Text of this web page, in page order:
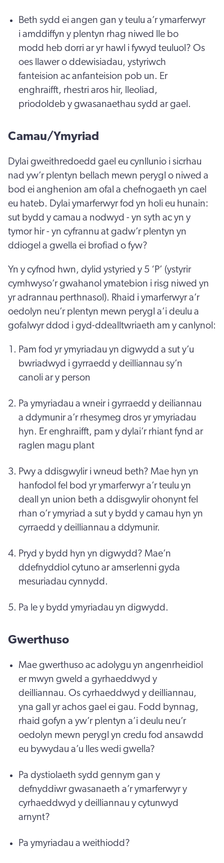
Beth sydd ei angen gan y teulu a’r ymarferwyr
i amddiffyn y plentyn rhag niwed lle bo
modd heb dorri ar yr hawl i fywyd teuluol? Os
oes llawer o ddewisiadau, ystyriwch
fanteision ac anfanteision pob un. Er
enghraifft, rhestri aros hir, lleoliad,
priodoldeb y gwasanaethau sydd ar gael.
Camau/Ymyriad
Dylai gweithredoedd gael eu cynllunio i sicrhau
nad yw’r plentyn bellach mewn perygl o niwed a
bod ei anghenion am ofal a chefnogaeth yn cael
eu hateb. Dylai ymarferwyr fod yn holi eu hunain:
sut bydd y camau a nodwyd - yn syth ac yn y
tymor hir - yn cyfrannu at gadw’r plentyn yn
ddiogel a gwella ei brofiad o fyw?
Yn y cyfnod hwn, dylid ystyried y 5 ‘P’ (ystyrir
cymhwyso’r gwahanol ymatebion i risg niwed yn
yr adrannau perthnasol). Rhaid i ymarferwyr a’r
oedolyn neu’r plentyn mewn perygl a’i deulu a
gofalwyr ddod i gyd-ddealltwriaeth am y canlynol:
Pam fod yr ymyriadau yn digwydd a sut y’u
bwriadwyd i gyrraedd y deilliannau sy’n
canoli ar y person
Pa ymyriadau a wneir i gyrraedd y deiliannau
a ddymunir a’r rhesymeg dros yr ymyriadau
hyn. Er enghraifft, pam y dylai’r rhiant fynd ar
raglen magu plant
Pwy a ddisgwylir i wneud beth? Mae hyn yn
hanfodol fel bod yr ymarferwyr a’r teulu yn
deall yn union beth a ddisgwylir ohonynt fel
rhan o’r ymyriad a sut y bydd y camau hyn yn
cyrraedd y deilliannau a ddymunir.
Pryd y bydd hyn yn digwydd? Mae’n
ddefnyddiol cytuno ar amserlenni gyda
mesuriadau cynnydd.
Pa le y bydd ymyriadau yn digwydd.
Gwerthuso
Mae gwerthuso ac adolygu yn angenrheidiol
er mwyn gweld a gyrhaeddwyd y
deilliannau. Os cyrhaeddwyd y deilliannau,
yna gall yr achos gael ei gau. Fodd bynnag,
rhaid gofyn a yw’r plentyn a’i deulu neu’r
oedolyn mewn perygl yn credu fod ansawdd
eu bywydau a’u lles wedi gwella?
Pa dystiolaeth sydd gennym gan y
defnyddiwr gwasanaeth a’r ymarferwyr y
cyrhaeddwyd y deilliannau y cytunwyd
arnynt?
Pa ymyriadau a weithiodd?